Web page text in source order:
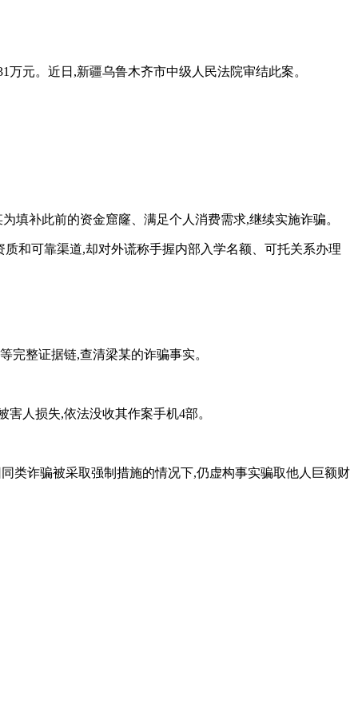
元。近日,新疆乌鲁木齐市中级人民法院审结此案。
填补此前的资金窟窿、满足个人消费需求,继续实施诈骗。
和可靠渠道,却对外谎称手握内部入学名额、可托关系办理
完整证据链,查清梁某的诈骗事实。
人损失,依法没收其作案手机4部。
类诈骗被采取强制措施的情况下,仍虚构事实骗取他人巨额财